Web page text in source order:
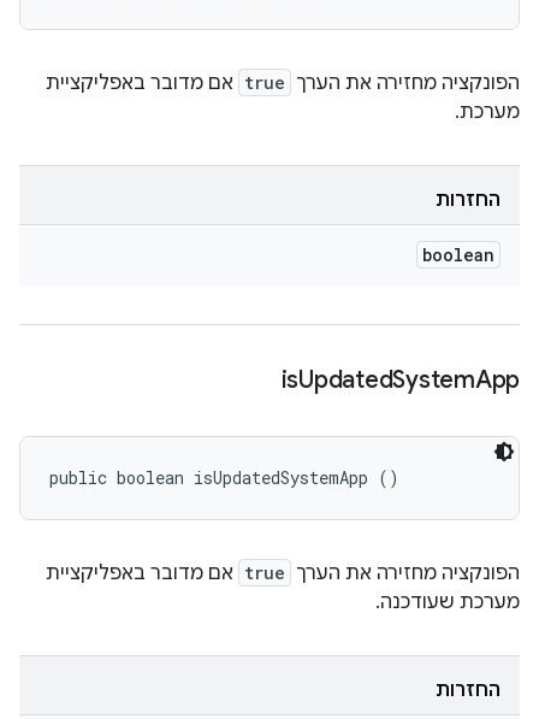
הפונקציה מחזירה את הערך true אם מדובר באפליקציית
מערכת.
החזרות
boolean
isUpdatedSystemApp
public boolean isUpdatedSystemApp ()
הפונקציה מחזירה את הערך true אם מדובר באפליקציית
מערכת שעודכנה.
החזרות